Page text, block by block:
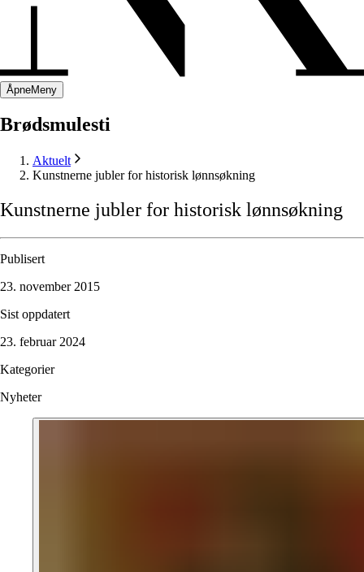
ÅpneMeny
Brødsmulesti
Aktuelt
Kunstnerne jubler for historisk lønnsøkning
Kunstnerne jubler for historisk lønnsøkning
Publisert
23. november 2015
Sist oppdatert
23. februar 2024
Kategorier
Nyheter